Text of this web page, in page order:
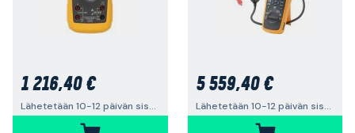
1 216,40 €
Lähetetään 10-12 päivän sisällä
5 559,40 €
Lähetetään 10-12 päivän sisällä